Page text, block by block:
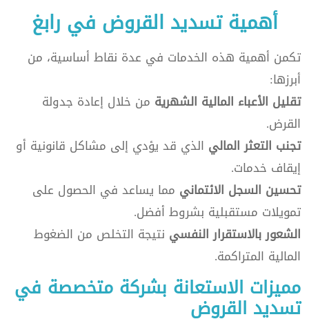
أهمية تسديد القروض في رابغ
تكمن أهمية هذه الخدمات في عدة نقاط أساسية، من
أبرزها:
تقليل الأعباء المالية الشهرية من خلال إعادة جدولة
القرض.
تجنب التعثر المالي الذي قد يؤدي إلى مشاكل قانونية أو
إيقاف خدمات.
تحسين السجل الائتماني مما يساعد في الحصول على
تمويلات مستقبلية بشروط أفضل.
الشعور بالاستقرار النفسي نتيجة التخلص من الضغوط
المالية المتراكمة.
مميزات الاستعانة بشركة متخصصة في
تسديد القروض